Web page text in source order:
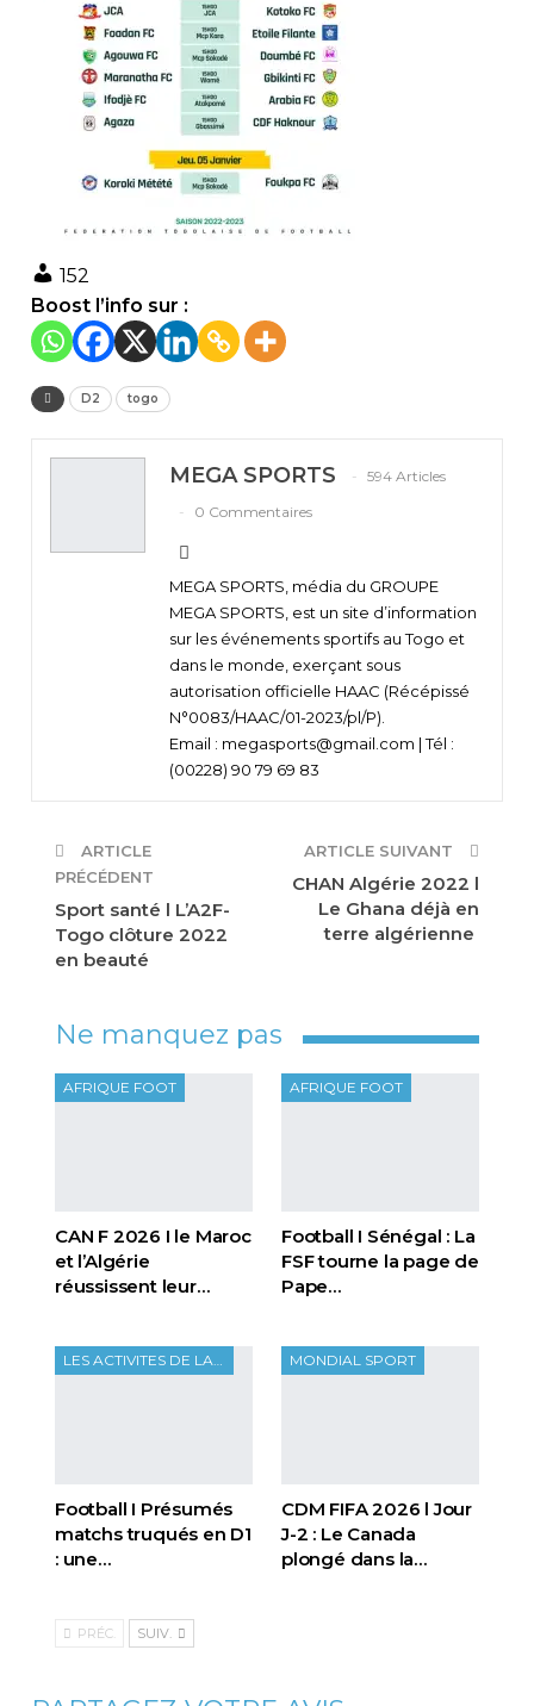
152
Boost l’info sur :
D2 togo
MEGA SPORTS
594 Articles
0 Commentaires
MEGA SPORTS, média du GROUPE
MEGA SPORTS, est un site d’information
sur les événements sportifs au Togo et
dans le monde, exerçant sous
autorisation officielle HAAC (Récépissé
N°0083/HAAC/01-2023/pl/P).
Email : megasports@gmail.com | Tél :
(00228) 90 79 69 83
ARTICLE
PRÉCÉDENT
Sport santé l L’A2F-
Togo clôture 2022
en beauté
ARTICLE SUIVANT
CHAN Algérie 2022 l
Le Ghana déjà en
terre algérienne
Ne manquez pas
AFRIQUE FOOT
CAN F 2026 I le Maroc
et l’Algérie
réussissent leur…
AFRIQUE FOOT
Football I Sénégal : La
FSF tourne la page de
Pape…
LES ACTIVITES DE LA FTF
Football I Présumés
matchs truqués en D1
: une…
MONDIAL SPORT
CDM FIFA 2026 l Jour
J-2 : Le Canada
plongé dans la…
PRÉC. SUIV.